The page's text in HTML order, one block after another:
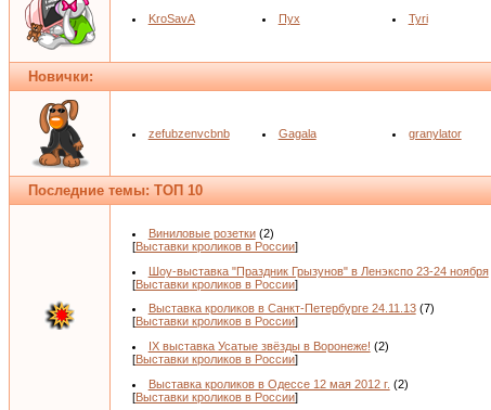
KroSavA Пух Tyri
Новички:
zefubzenvcbnb Gagala granylator
Последние темы: ТОП 10
Виниловые розетки (2)
[Выставки кроликов в России]
Шоу-выставка "Праздник Грызунов" в Ленэкспо 23-24 ноября
[Выставки кроликов в России]
Выставка кроликов в Санкт-Петербурге 24.11.13 (7)
[Выставки кроликов в России]
IX выставка Усатые звёзды в Воронеже! (2)
[Выставки кроликов в России]
Выставка кроликов в Одессе 12 мая 2012 г. (2)
[Выставки кроликов в России]